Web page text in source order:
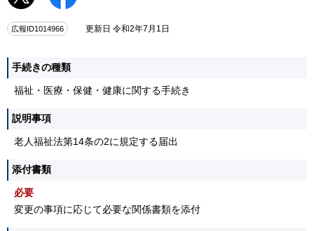
広報ID1014966 更新日 令和2年7月1日
手続きの種類
福祉・医療・保健・健康に関する手続き
説明事項
老人福祉法第14条の2に規定する届出
添付書類
必要
変更の事項に応じて必要な関係書類を添付